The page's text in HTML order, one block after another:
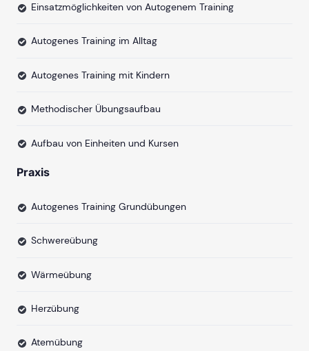
Einsatzmöglichkeiten von Autogenem Training
Autogenes Training im Alltag
Autogenes Training mit Kindern
Methodischer Übungsaufbau
Aufbau von Einheiten und Kursen
Praxis
Autogenes Training Grundübungen
Schwereübung
Wärmeübung
Herzübung
Atemübung